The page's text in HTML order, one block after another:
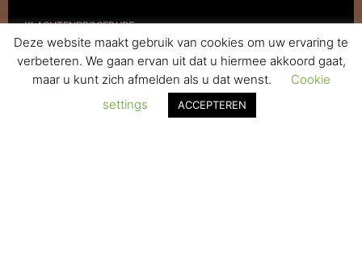
KLACHTENPROCEDURE
VERZENDEN & RETOURNEREN
Deze website maakt gebruik van cookies om uw ervaring te
verbeteren. We gaan ervan uit dat u hiermee akkoord gaat,
maar u kunt zich afmelden als u dat wenst.
Cookie
settings
ACCEPTEREN